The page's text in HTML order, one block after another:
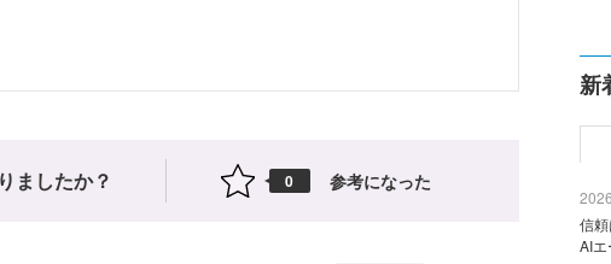
ましたか？ 0 参考になった
新
信
AI